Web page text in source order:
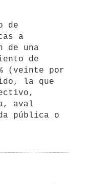
a
una
de
(veinte por
la que
aval
pública o